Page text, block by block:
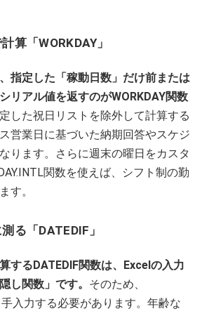
算「WORKDAY」
指定した「稼動日数」だけ前または
リアル値を返すのがWORKDAY関数
した祝日リストを除外して計算する
営業日に基づいた納期回答やスケジ
ります。さらに週末の曜日をカスタ
関数を使えば、シフト制の勤
す。
る「DATEDIF」
するDATEDIF関数は、Excelの入力
し関数」です。 そのため、
入力する必要があります。年齢な